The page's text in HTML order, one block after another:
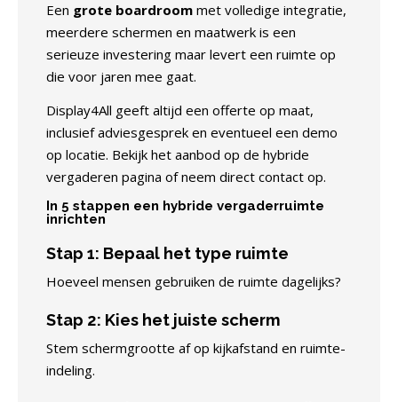
Een grote boardroom met volledige integratie,
meerdere schermen en maatwerk is een
serieuze investering maar levert een ruimte op
die voor jaren mee gaat.
Display4All geeft altijd een offerte op maat,
inclusief adviesgesprek en eventueel een demo
op locatie. Bekijk het aanbod op de hybride
vergaderen pagina of neem direct contact op.
In 5 stappen een hybride vergaderruimte
inrichten
Stap 1: Bepaal het type ruimte
Hoeveel mensen gebruiken de ruimte dagelijks?
Stap 2: Kies het juiste scherm
Stem schermgrootte af op kijkafstand en ruimte-
indeling.